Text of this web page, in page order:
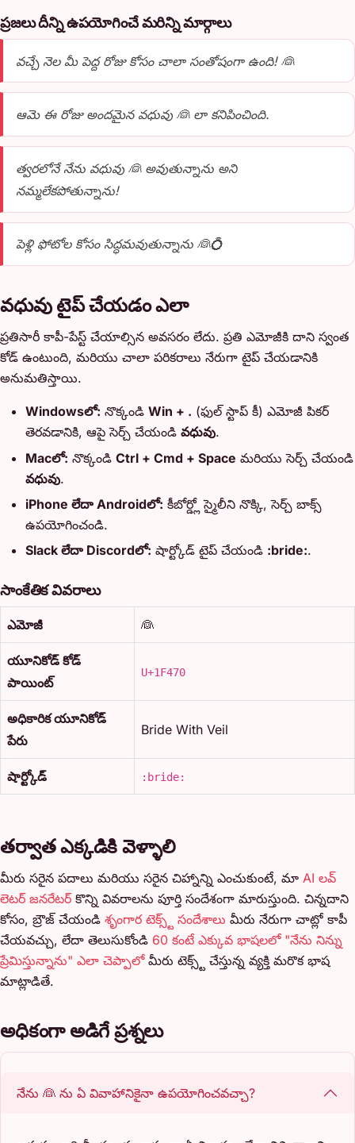
ప్రజలు దీన్ని ఉపయోగించే మరిన్ని మార్గాలు
వచ్చే నెల మీ పెద్ద రోజు కోసం చాలా సంతోషంగా ఉంది! 👰
ఆమె ఈ రోజు అందమైన వధువు 👰 లా కనిపించింది.
త్వరలోనే నేను వధువు 👰 అవుతున్నాను అని
నమ్మలేకపోతున్నాను!
పెళ్లి ఫోటోల కోసం సిద్ధమవుతున్నాను 👰💍
వధువు టైప్ చేయడం ఎలా
ప్రతిసారీ కాపీ-పేస్ట్ చేయాల్సిన అవసరం లేదు. ప్రతి ఎమోజీకి దాని స్వంత
కోడ్ ఉంటుంది, మరియు చాలా పరికరాలు నేరుగా టైప్ చేయడానికి
అనుమతిస్తాయి.
Windowsలో: నొక్కండి Win + . (ఫుల్ స్టాప్ కీ) ఎమోజీ పికర్
తెరవడానికి, ఆపై సెర్చ్ చేయండి వధువు.
Macలో: నొక్కండి Ctrl + Cmd + Space మరియు సెర్చ్ చేయండి
వధువు.
iPhone లేదా Androidలో: కీబోర్డ్లో స్మైలీని నొక్కి, సెర్చ్ బాక్స్
ఉపయోగించండి.
Slack లేదా Discordలో: షార్ట్కోడ్ టైప్ చేయండి :bride:.
సాంకేతిక వివరాలు
ఎమోజీ 👰
యూనికోడ్ కోడ్
పాయింట్
U+1F470
అధికారిక యూనికోడ్
పేరు
Bride With Veil
షార్ట్కోడ్ :bride:
తర్వాత ఎక్కడికి వెళ్ళాలి
మీరు సరైన పదాలు మరియు సరైన చిహ్నాన్ని ఎంచుకుంటే, మా AI లవ్
లెటర్ జనరేటర్కొన్ని వివరాలను పూర్తి సందేశంగా మారుస్తుంది. చిన్నదాని
కోసం, బ్రౌజ్ చేయండి శృంగార టెక్స్ట్ సందేశాలు మీరు నేరుగా చాట్లో కాపీ
చేయవచ్చు, లేదా తెలుసుకోండి 60 కంటే ఎక్కువ భాషలలో "నేను నిన్ను
ప్రేమిస్తున్నాను" ఎలా చెప్పాలోమీరు టెక్స్ట్ చేస్తున్న వ్యక్తి మరొక భాష
మాట్లాడితే.
అధికంగా అడిగే ప్రశ్నలు
నేను 👰 ను ఏ వివాహానికైనా ఉపయోగించవచ్చా?